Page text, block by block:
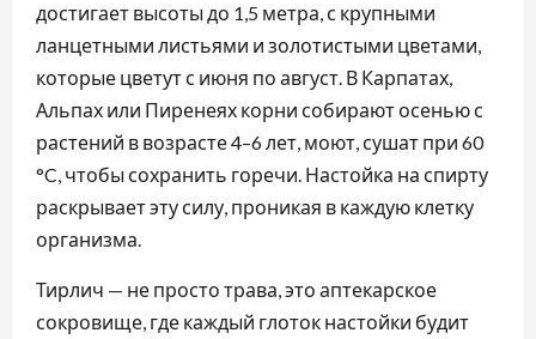
достигает высоты до 1,5 метра, с крупными
ланцетными листьями и золотистыми цветами,
которые цветут с июня по август. В Карпатах,
Альпах или Пиренеях корни собирают осенью с
растений в возрасте 4–6 лет, моют, сушат при 60
°C, чтобы сохранить горечи. Настойка на спирту
раскрывает эту силу, проникая в каждую клетку
организма.
Тирлич — не просто трава, это аптекарское
сокровище, где каждый глоток настойки будит